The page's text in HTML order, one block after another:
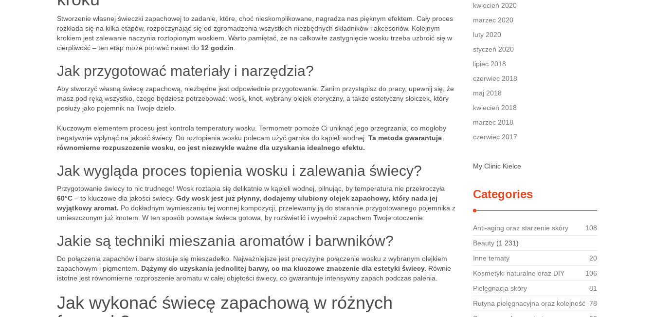
Stworzenie własnej świeczki zapachowej to zadanie, które, choć nieskomplikowane, nagradza nas pięknym efektem. Cały proces
rozkłada się na kilka etapów, rozpoczynając się od zgromadzenia wszystkich niezbędnych składników i akcesoriów. Kolejnym
krokiem jest zalewanie naczynia roztopionym woskiem. Warto pamiętać, że na całkowite zastygnięcie wosku trzeba uzbroić się w
cierpliwość – ten etap może potrwać nawet do 12 godzin
Jak przygotować materiały i narzędzia?
Aby stworzyć własną świecę zapachową, niezbędne jest odpowiednie przygotowanie. Zanim przystąpisz do pracy, upewnij się, że
masz pod ręką wszystko, czego będziesz potrzebować: wosk, knot, wybrany olejek eteryczny, a także estetyczny słoiczek, który
posłuży jako pojemnik na Twoje dzieło.
Kluczowym elementem procesu jest kontrola temperatury wosku. Termometr pomoże Ci uniknąć jego przegrzania, co mogłoby
negatywnie wpłynąć na jakość świecy. Do roztopienia wosku polecam użyć garnka do kąpieli wodnej. Ta metoda gwarantuje
równomierne rozpuszczenie wosku, co jest niezwykle ważne dla uzyskania idealnego efektu.
Jak wygląda proces topienia wosku i zalewania świecy?
Przygotowanie świecy to nic trudnego! Wosk roztapia się delikatnie w kąpieli wodnej, pilnując, by temperatura nie przekroczyła
60°C – to kluczowe dla jakości świecy. Gdy wosk jest już płynny, dodajemy ulubiony olejek zapachowy, który nada jej
wyjątkowy aromat. Po dokładnym wymieszaniu tej wonnej kompozycji, przelewamy ją do starannie przygotowanego pojemnika z
umieszczonym już knotem. W ten sposób powstaje świeca gotowa, by rozświetlić i wypełnić zapachem Twoje otoczenie.
Jakie są techniki mieszania aromatów i barwników?
Do połączenia zapachów i barw stosuje się mieszadełko. Najważniejsze jest precyzyjne połączenie wosku z wybranym olejkiem
zapachowym i pigmentem. Dążymy do uzyskania jednolitej barwy, co ma kluczowe znaczenie dla estetyki świecy. Równie
istotne jest równomierne rozproszenie aromatu w całej objętości świecy, co gwarantuje intensywny zapach podczas palenia.
Jak wykonać świecę zapachową w różnych
kwiecień 2020
marzec 2020
luty 2020
styczeń 2020
lipiec 2018
czerwiec 2018
maj 2018
kwiecień 2018
marzec 2018
czerwiec 2017
My Clinic Kielce
Categories
Anti-aging oraz starzenie skóry
108
Beauty (1 231)
Inne tematy
20
Kosmetyki naturalne oraz DIY
106
Pielęgnacja skóry
81
Rutyna pielęgnacyjna oraz kolejność 78